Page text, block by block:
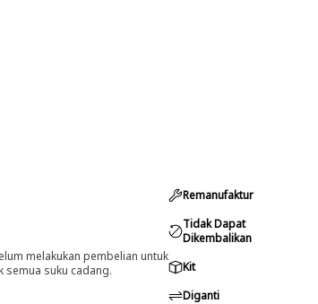
melakukan pembelian untuk
suku cadang.
Remanufaktur
Tidak Dapat
Dikembalikan
Kit
Diganti